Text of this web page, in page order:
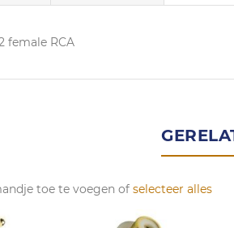
female RCA
toe te voegen of selecteer alles